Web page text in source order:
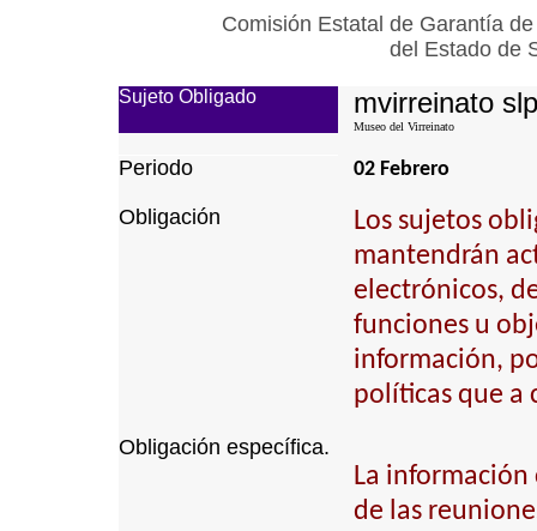
Comisión Estatal de Garantía
del Estado de
Sujeto Obligado mvirreinato slp
Museo del Virreinato
Periodo 02 Febrero
Obligación
Los sujetos
mantendrán
electrónicos,
funciones u
información,
políticas que a
Obligación específica.
La información
de las